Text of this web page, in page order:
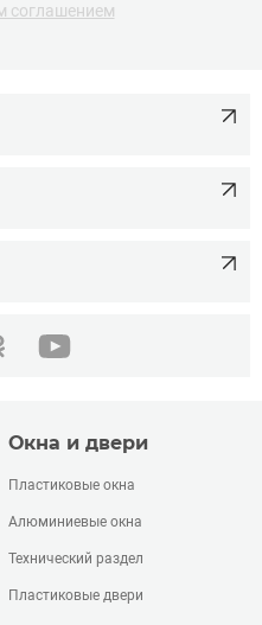
соглашением
youtube
Окна и двери
Пластиковые окна
Алюминиевые окна
Технический раздел
Пластиковые двери